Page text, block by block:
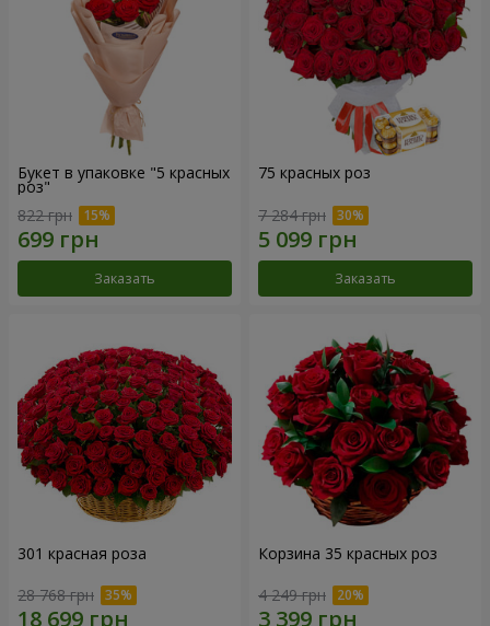
Букет в упаковке "5 красных
роз"
822 грн
Заказать
75 красных роз
7 284 грн
Заказать
301 красная роза
28 768 грн
Корзина 35 красных роз
4 249 грн